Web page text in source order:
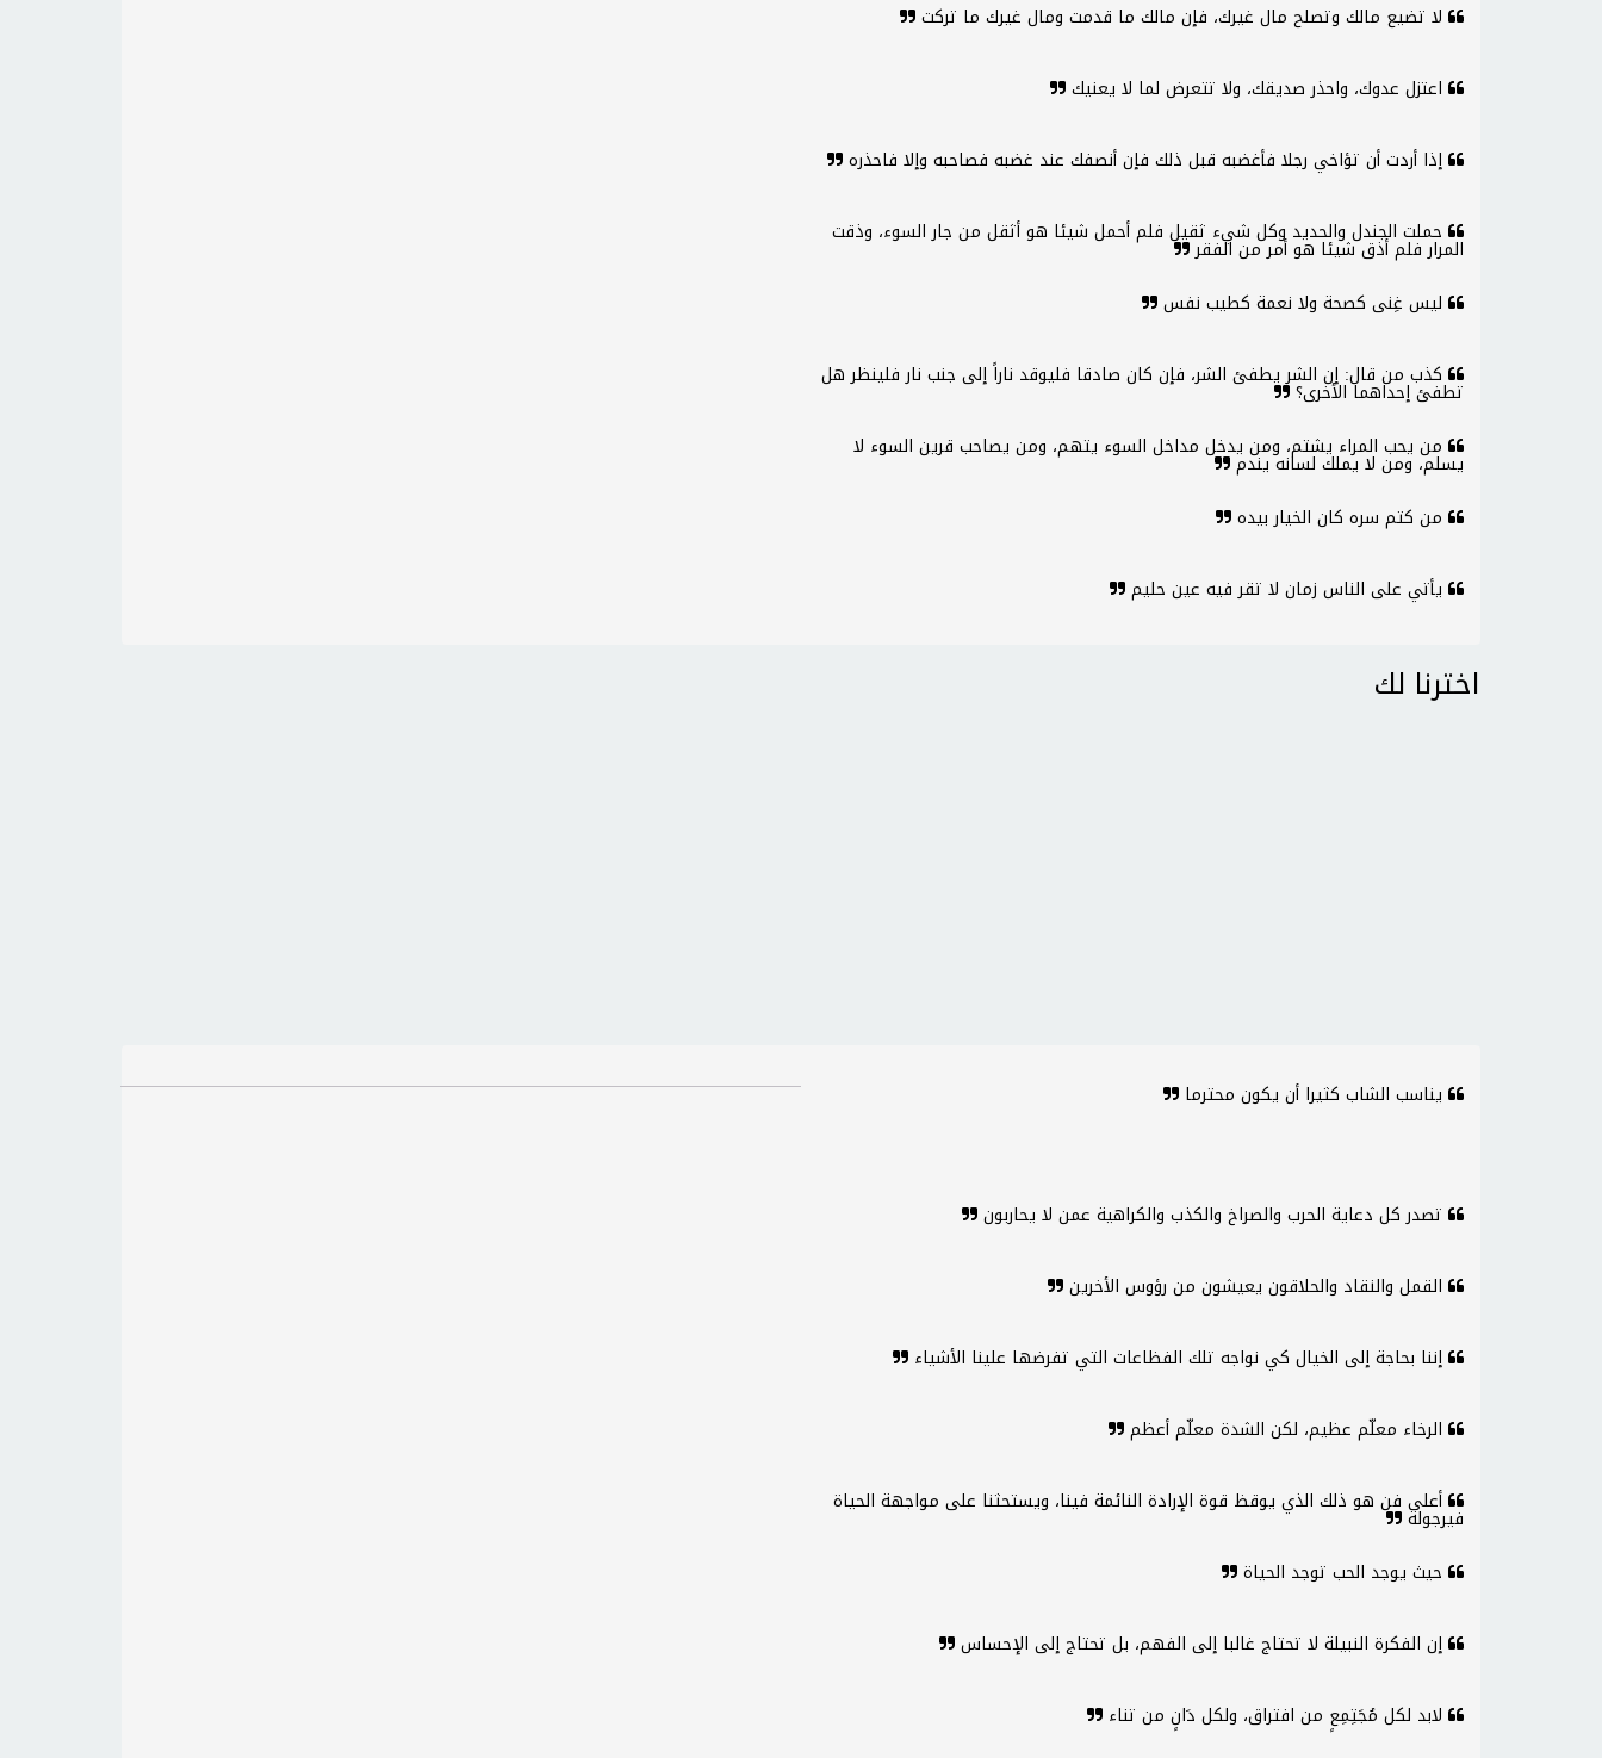
لا تضيع مالك وتصلح مال غيرك، فإن مالك ما قدمت ومال غيرك ما تركت
اعتزل عدوك، واحذر صديقك، ولا تتعرض لما لا يعنيك
إذا أردت أن تؤاخي رجلا فأغضبه قبل ذلك فإن أنصفك عند غضبه فصاحبه وإلا فاحذره
حملت الجندل والحديد وكل شيء ثقيل فلم أحمل شيئا هو أثقل من جار السوء، وذقت
المرار فلم أذق شيئا هو أمر من الفقر
ليس غِنى كصحة ولا نعمة كطيب نفس
كذب من قال: إن الشر يطفئ الشر، فإن كان صادقا فليوقد ناراً إلى جنب نار فلينظر هل
تطفئ إحداهما الأخرى؟
من يحب المراء يشتم، ومن يدخل مداخل السوء يتهم، ومن يصاحب قرين السوء لا
يسلم، ومن لا يملك لسانه يندم
من كتم سره كان الخيار بيده
يأتي على الناس زمان لا تقر فيه عين حليم
اخترنا لك
يناسب الشاب كثيرا أن يكون محترما
تصدر كل دعاية الحرب والصراخ والكذب والكراهية عمن لا يحاربون
القمل والنقاد والحلاقون يعيشون من رؤوس الأخرين
إننا بحاجة إلى الخيال كي نواجه تلك الفظاعات التي تفرضها علينا الأشياء
الرخاء معلّم عظيم، لكن الشدة معلّم أعظم
أعلى فن هو ذلك الذي يوقظ قوة الإرادة النائمة فينا، ويستحثنا على مواجهة الحياة
فيرجولة
حيث يوجد الحب توجد الحياة
إن الفكرة النبيلة لا تحتاج غالبا إلى الفهم، بل تحتاج إلى الإحساس
لابد لكل مُجَتِمِعٍ من افتراق، ولكل دَانٍ من تناء